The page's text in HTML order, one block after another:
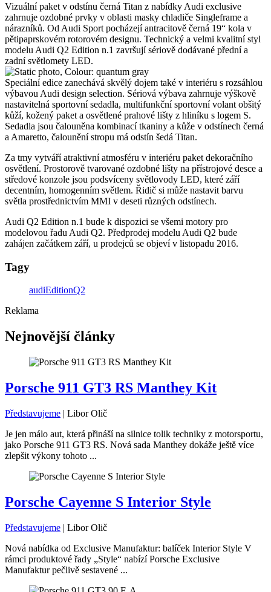
Vizuální paket v odstínu černá Titan z nabídky Audi exclusive
zahrnuje ozdobné prvky v oblasti masky chladiče Singleframe a
nárazníků. Od Audi Sport pocházejí antracitově černá 19“ kola v
pětipaprskovém rotorovém designu. Technický a velmi kvalitní styl
modelu Audi Q2 Edition n.1 završují sériově dodávané přední a
zadní světlomety LED.
Speciální edice zanechává skvělý dojem také v interiéru s rozsáhlou
výbavou Audi design selection. Sériová výbava zahrnuje výškově
nastavitelná sportovní sedadla, multifunkční sportovní volant obšitý
kůží, kožený paket a osvětlené prahové lišty z hliníku s logem S.
Sedadla jsou čalouněna kombinací tkaniny a kůže v odstínech černá
a Amaretto, čalounění stropu má odstín šedá Titan.
Za tmy vytváří atraktivní atmosféru v interiéru paket dekoračního
osvětlení. Prostorově tvarované ozdobné lišty na přístrojové desce a
středové konzole jsou podsvíceny světlovody LED, které září
decentním, homogenním světlem. Řidič si může nastavit barvu
světla prostřednictvím MMI v deseti různých odstínech.
Audi Q2 Edition n.1 bude k dispozici se všemi motory pro
modelovou řadu Audi Q2. Předprodej modelu Audi Q2 bude
zahájen začátkem září, u prodejců se objeví v listopadu 2016.
Tagy
audiEditionQ2
Reklama
Nejnovější články
Porsche 911 GT3 RS Manthey Kit
Představujeme | Libor Olič
Je jen málo aut, která přináší na silnice tolik techniky z motorsportu,
jako Porsche 911 GT3 RS. Nová sada Manthey dokáže ještě více
zlepšit výkony tohoto ...
Porsche Cayenne S Interior Style
Představujeme | Libor Olič
Nová nabídka od Exclusive Manufaktur: balíček Interior Style V
rámci produktové řady „Style“ nabízí Porsche Exclusive
Manufaktur pečlivě sestavené ...